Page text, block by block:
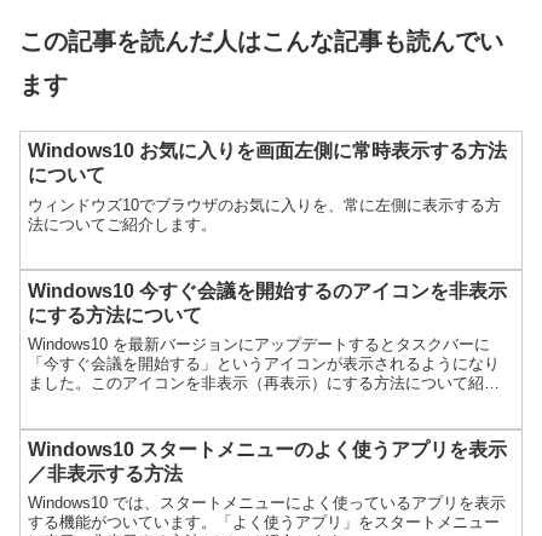
この記事を読んだ人はこんな記事も読んでい
ます
Windows10 お気に入りを画面左側に常時表示する方法
について
ウィンドウズ10でブラウザのお気に入りを、常に左側に表示する方
法についてご紹介します。
Windows10 今すぐ会議を開始するのアイコンを非表示
にする方法について
Windows10 を最新バージョンにアップデートするとタスクバーに
「今すぐ会議を開始する」というアイコンが表示されるようになり
ました。このアイコンを非表示（再表示）にする方法について紹介
Windows10 スタートメニューのよく使うアプリを表示
／非表示する方法
Windows10 では、スタートメニューによく使っているアプリを表示
する機能がついています。「よく使うアプリ」をスタートメニュー